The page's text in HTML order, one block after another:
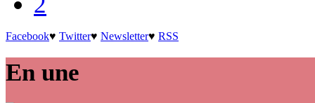
Facebook♥ Twitter♥ Newsletter♥ RSS
En une